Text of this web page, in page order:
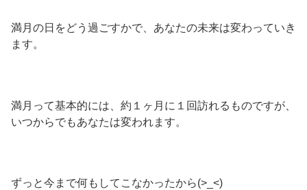
満月の日をどう過ごすかで、あなたの未来は変わっていき
ます。
満月って基本的には、約１ヶ月に１回訪れるものですが、
いつからでもあなたは変われます。
ずっと今まで何もしてこなかったから(>_<)